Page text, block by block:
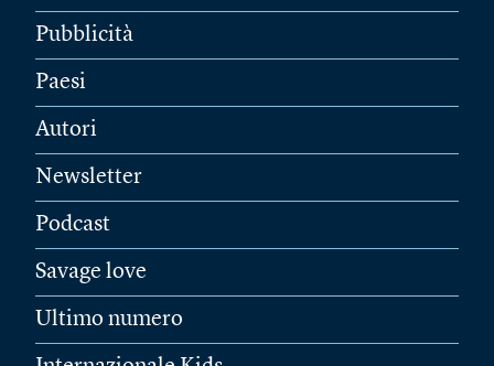
Pubblicità
Paesi
Autori
Newsletter
Podcast
Savage love
Ultimo numero